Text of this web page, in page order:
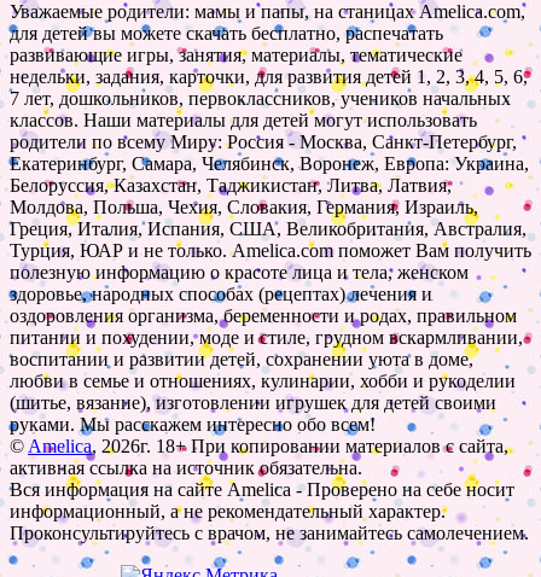
Уважаемые родители: мамы и папы, на станицах Amelica.com,
для детей вы можете скачать бесплатно, распечатать
развивающие игры, занятия, материалы, тематические
недельки, задания, карточки, для развития детей 1, 2, 3, 4, 5, 6,
7 лет, дошкольников, первоклассников, учеников начальных
классов. Наши материалы для детей могут использовать
родители по всему Миру: Россия - Москва, Санкт-Петербург,
Екатеринбург, Самара, Челябинск, Воронеж, Европа: Украина,
Белоруссия, Казахстан, Таджикистан, Литва, Латвия,
Молдова, Польша, Чехия, Словакия, Германия, Израиль,
Греция, Италия, Испания, США, Великобритания, Австралия,
Турция, ЮАР и не только. Amelica.com поможет Вам получить
полезную информацию о красоте лица и тела, женском
здоровье, народных способах (рецептах) лечения и
оздоровления организма, беременности и родах, правильном
питании и похудении, моде и стиле, грудном вскармливании,
воспитании и развитии детей, сохранении уюта в доме,
любви в семье и отношениях, кулинарии, хобби и рукоделии
(шитье, вязание), изготовлении игрушек для детей своими
руками. Мы расскажем интересно обо всем!
© Amelica, 2026г. 18+ При копировании материалов с сайта,
активная ссылка на источник обязательна.
Вся информация на сайте Amelica - Проверено на себе носит
информационный, а не рекомендательный характер.
Проконсультируйтесь с врачом, не занимайтесь самолечением.